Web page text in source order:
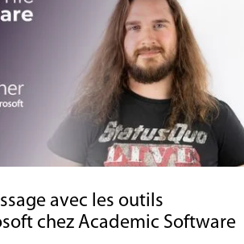
avec les outils
chez Academic Software